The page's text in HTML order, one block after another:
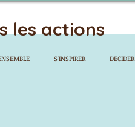
S'INSPIRER DECIDER
les actions